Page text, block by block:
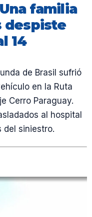
familia
despiste
14
de Brasil sufrió
en la Ruta
Cerro Paraguay.
al hospital
del siniestro.